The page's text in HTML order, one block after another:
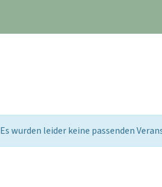
Es wurden leider keine passenden